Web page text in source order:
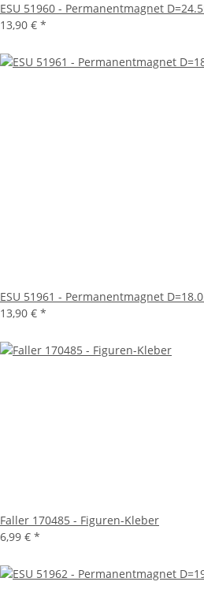
ESU 51960 - Permanentmagnet
13,90 € *
ESU 51961 - Permanentmagnet
13,90 € *
Faller 170485 - Figuren-Kleber
6,99 € *